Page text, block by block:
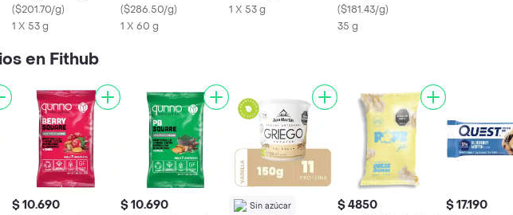
Qunno
($201.70/g)
1 X 53 g
Azul
($286.50/g)
1 X 60 g
1 X 53 g
Kashu
($181.43/g)
35 g
en Fithub
$ 10.690 $ 10.690 Sin azúcar $ 4850 $ 17.190